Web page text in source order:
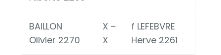
BAILLON
Olivier 2270
X –
X
f LEFEBVRE
Herve 2261